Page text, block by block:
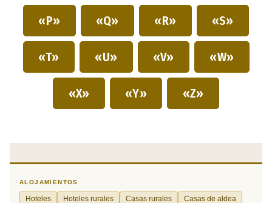
«P» «Q» «R» «S»
«T» «U» «V» «W»
«X» «Y» «Z»